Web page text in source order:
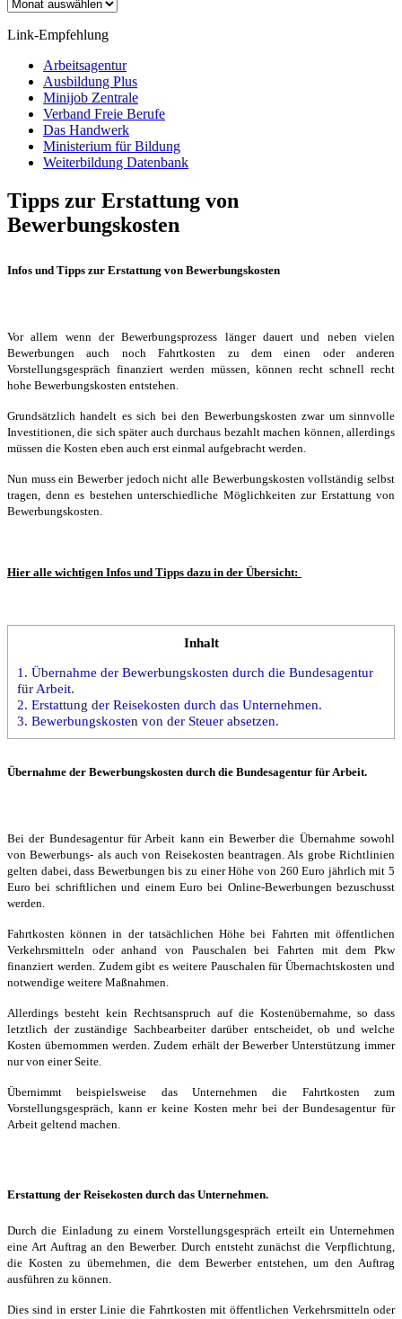
Link-Empfehlung
Arbeitsagentur
Ausbildung Plus
Minijob Zentrale
Verband Freie Berufe
Das Handwerk
Ministerium für Bildung
Weiterbildung Datenbank
Tipps zur Erstattung von
Bewerbungskosten
Infos und Tipps zur Erstattung von Bewerbungskosten
Vor allem wenn der Bewerbungsprozess länger dauert und neben vielen
Bewerbungen auch noch Fahrtkosten zu dem einen oder anderen
Vorstellungsgespräch finanziert werden müssen, können recht schnell recht
hohe Bewerbungskosten entstehen.
Grundsätzlich handelt es sich bei den Bewerbungskosten zwar um sinnvolle
Investitionen, die sich später auch durchaus bezahlt machen können, allerdings
müssen die Kosten eben auch erst einmal aufgebracht werden.
Nun muss ein Bewerber jedoch nicht alle Bewerbungskosten vollständig selbst
tragen, denn es bestehen unterschiedliche Möglichkeiten zur Erstattung von
Bewerbungskosten.
Hier alle wichtigen Infos und Tipps dazu in der Übersicht:
Inhalt
1. Übernahme der Bewerbungskosten durch die Bundesagentur
für Arbeit.
2. Erstattung der Reisekosten durch das Unternehmen.
3. Bewerbungskosten von der Steuer absetzen.
Übernahme der Bewerbungskosten durch die Bundesagentur für Arbeit.
Bei der Bundesagentur für Arbeit kann ein Bewerber die Übernahme sowohl
von Bewerbungs- als auch von Reisekosten beantragen. Als grobe Richtlinien
gelten dabei, dass Bewerbungen bis zu einer Höhe von 260 Euro jährlich mit 5
Euro bei schriftlichen und einem Euro bei Online-Bewerbungen bezuschusst
werden.
Fahrtkosten können in der tatsächlichen Höhe bei Fahrten mit öffentlichen
Verkehrsmitteln oder anhand von Pauschalen bei Fahrten mit dem Pkw
finanziert werden. Zudem gibt es weitere Pauschalen für Übernachtskosten und
notwendige weitere Maßnahmen.
Allerdings besteht kein Rechtsanspruch auf die Kostenübernahme, so dass
letztlich der zuständige Sachbearbeiter darüber entscheidet, ob und welche
Kosten übernommen werden. Zudem erhält der Bewerber Unterstützung immer
nur von einer Seite.
Übernimmt beispielsweise das Unternehmen die Fahrtkosten zum
Vorstellungsgespräch, kann er keine Kosten mehr bei der Bundesagentur für
Arbeit geltend machen.
Erstattung der Reisekosten durch das Unternehmen.
Durch die Einladung zu einem Vorstellungsgespräch erteilt ein Unternehmen
eine Art Auftrag an den Bewerber. Durch entsteht zunächst die Verpflichtung,
die Kosten zu übernehmen, die dem Bewerber entstehen, um den Auftrag
ausführen zu können.
Dies sind in erster Linie die Fahrtkosten mit öffentlichen Verkehrsmitteln oder